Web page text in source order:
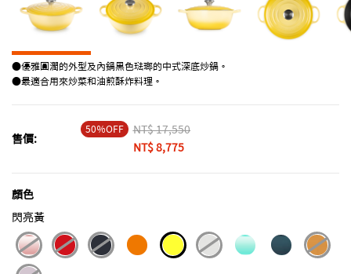
●優雅圓潤的外型及內鍋黑色琺瑯的中式深底炒鍋。
●最適合用來炒菜和油煎酥炸料理。
售價:
50％OFF Price reduced from
NT$ 17,550to
NT$ 8,775
顏色
閃亮黃